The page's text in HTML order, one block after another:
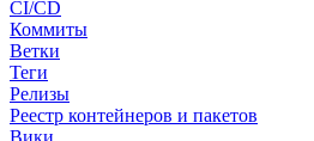
CI/CD
Коммиты
Ветки
Теги
Релизы
Реестр контейнеров и пакетов